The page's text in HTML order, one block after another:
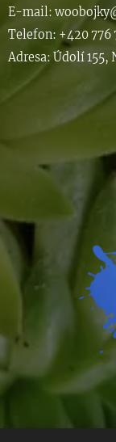
E-mail: woob
Telefon: +420 776
Adresa: Údolí 155,